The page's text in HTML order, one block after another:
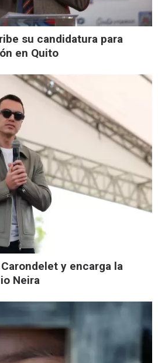
su candidatura para
en Quito
y encarga la
Neira